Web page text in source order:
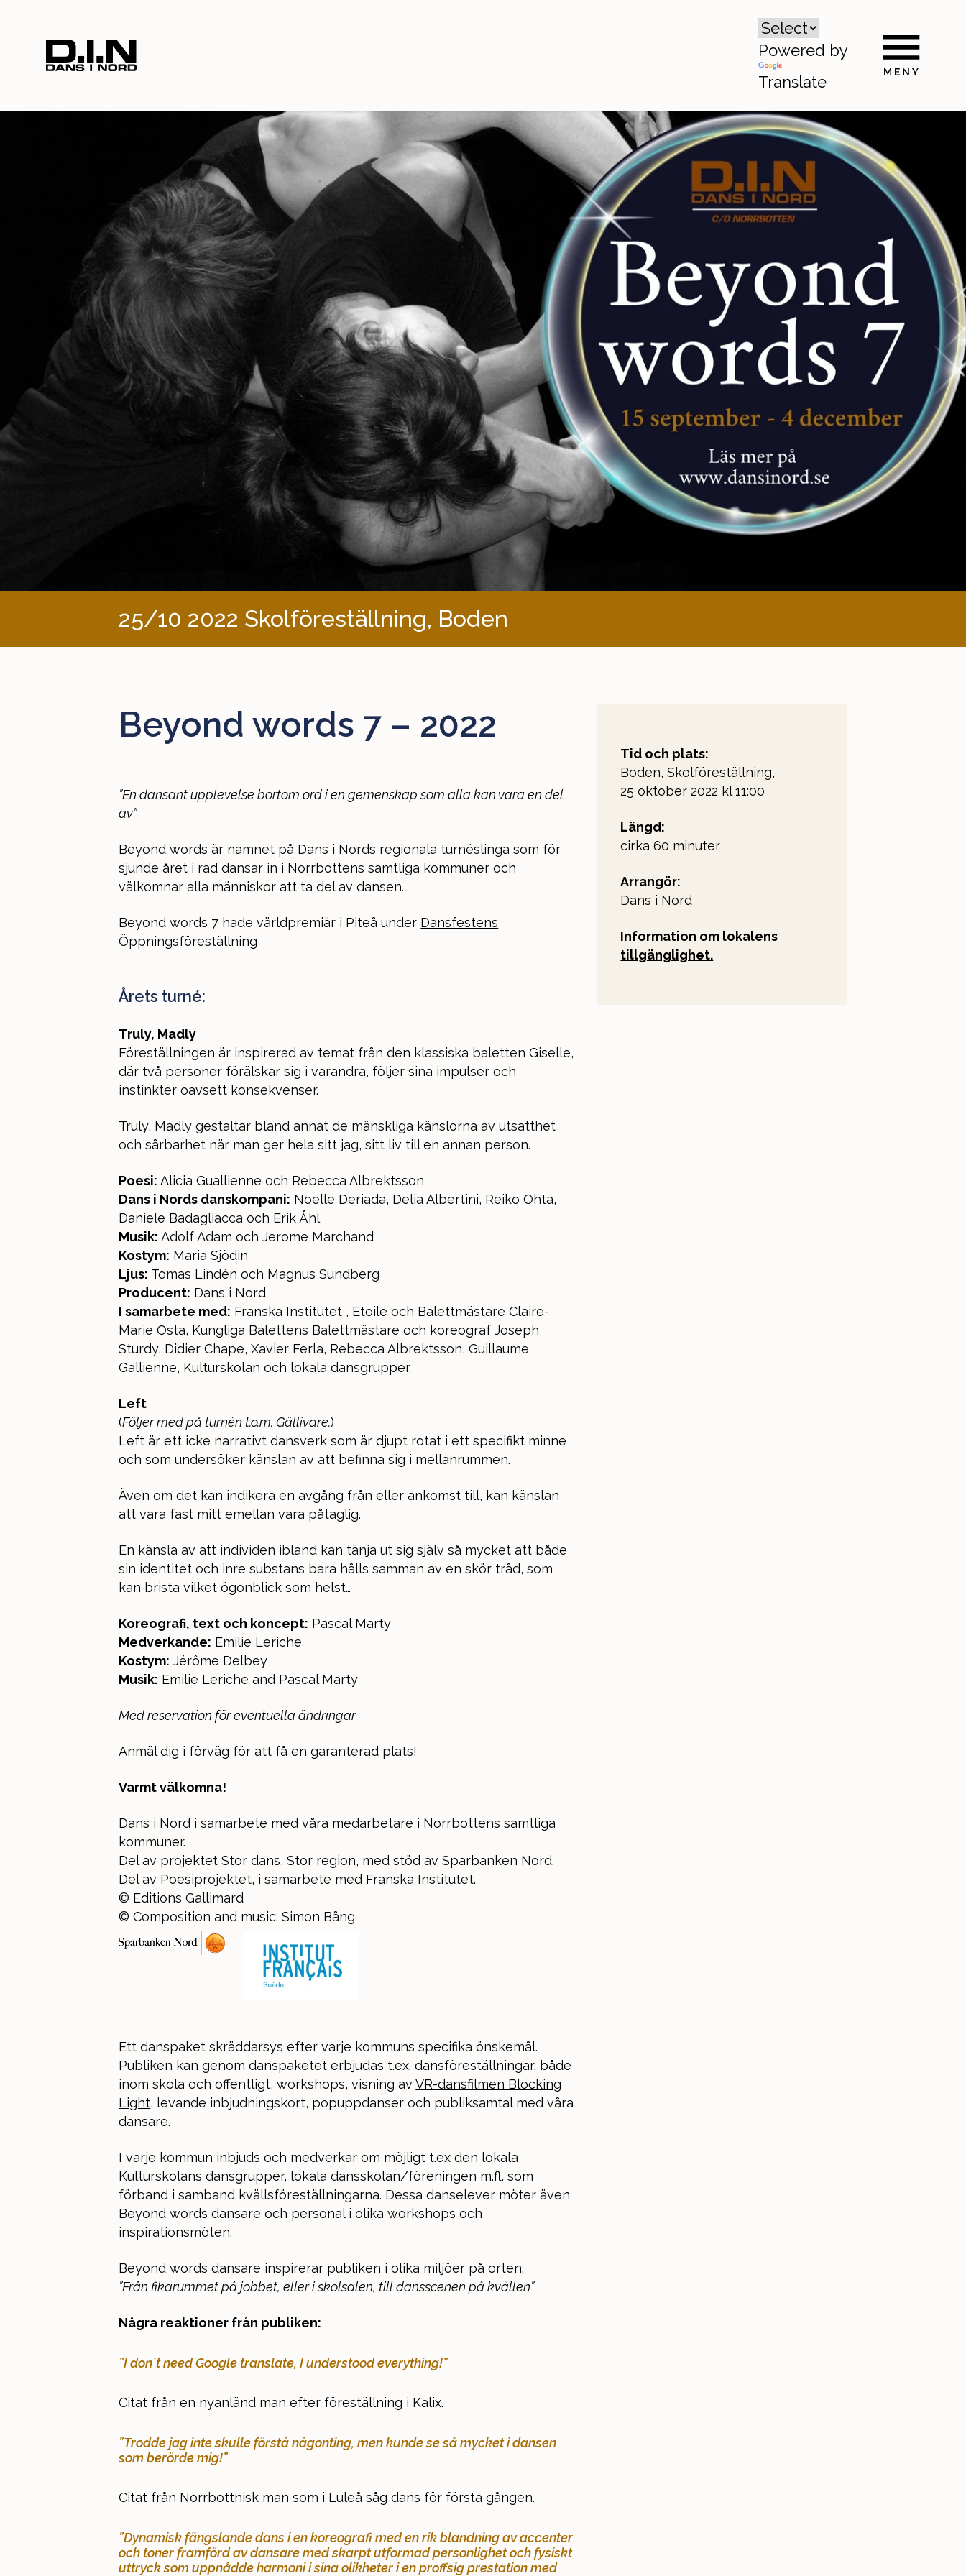
Powered by
Translate
25/10 2022 Skolföreställning, Boden
Beyond words 7 – 2022
”En dansant upplevelse bortom ord i en gemenskap som alla kan vara en del
av”
Beyond words är namnet på Dans i Nords regionala turnéslinga som för
sjunde året i rad dansar in i Norrbottens samtliga kommuner och
välkomnar alla människor att ta del av dansen.
Beyond words 7 hade världpremiär i Piteå under Dansfestens
Öppningsföreställning
Årets turné:
Truly, Madly
Föreställningen är inspirerad av temat från den klassiska baletten Giselle,
där två personer förälskar sig i varandra, följer sina impulser och
instinkter oavsett konsekvenser.
Truly, Madly gestaltar bland annat de mänskliga känslorna av utsatthet
och sårbarhet när man ger hela sitt jag, sitt liv till en annan person.
Poesi: Alicia Guallienne och Rebecca Albrektsson
Dans i Nords danskompani: Noelle Deriada, Delia Albertini, Reiko Ohta,
Daniele Badagliacca och Erik Åhl
Musik: Adolf Adam och Jerome Marchand
Kostym: Maria Sjödin
Ljus: Tomas Lindén och Magnus Sundberg
Producent: Dans i Nord
I samarbete med: Franska Institutet , Etoile och Balettmästare Claire-
Marie Osta, Kungliga Balettens Balettmästare och koreograf Joseph
Sturdy, Didier Chape, Xavier Ferla, Rebecca Albrektsson, Guillaume
Gallienne, Kulturskolan och lokala dansgrupper.
Left
(Följer med på turnén t.o.m. Gällivare.)
Left är ett icke narrativt dansverk som är djupt rotat i ett specifikt minne
och som undersöker känslan av att befinna sig i mellanrummen.
Även om det kan indikera en avgång från eller ankomst till, kan känslan
att vara fast mitt emellan vara påtaglig.
En känsla av att individen ibland kan tänja ut sig själv så mycket att både
sin identitet och inre substans bara hålls samman av en skör tråd, som
kan brista vilket ögonblick som helst…
Koreografi, text och koncept: Pascal Marty
Medverkande: Emilie Leriche
Kostym: Jérôme Delbey
Musik: Emilie Leriche and Pascal Marty
Med reservation för eventuella ändringar
Anmäl dig i förväg för att få en garanterad plats!
Varmt välkomna!
Dans i Nord i samarbete med våra medarbetare i Norrbottens samtliga
kommuner.
Del av projektet Stor dans, Stor region, med stöd av Sparbanken Nord.
Del av Poesiprojektet, i samarbete med Franska Institutet.
© Editions Gallimard
© Composition and music: Simon Bång
Ett danspaket skräddarsys efter varje kommuns specifika önskemål.
Publiken kan genom danspaketet erbjudas t.ex. dansföreställningar, både
inom skola och offentligt, workshops, visning avVR-dansfilmen Blocking
Light, levande inbjudningskort, popuppdanser och publiksamtal med våra
dansare.
I varje kommun inbjuds och medverkar om möjligt t.ex den lokala
Kulturskolans dansgrupper, lokala dansskolan/föreningen m.fl. som
förband i samband kvällsföreställningarna. Dessa danselever möter även
Beyond words dansare och personal i olika workshops och
inspirationsmöten.
Beyond words dansare inspirerar publiken i olika miljöer på orten:
”Från fikarummet på jobbet, eller i skolsalen, till dansscenen på kvällen”
Några reaktioner från publiken:
”I don´t need Google translate, I understood everything!”
Citat från en nyanländ man efter föreställning i Kalix.
”Trodde jag inte skulle förstå någonting, men kunde se så mycket i dansen
som berörde mig!”
Citat från Norrbottnisk man som i Luleå såg dans för första gången.
”Dynamisk fängslande dans i en koreografi med en rik blandning av accenter
och toner framförd av dansare med skarpt utformad personlighet och fysiskt
uttryck som uppnådde harmoni i sina olikheter i en proffsig prestation med
Tid och plats:
Boden, Skolföreställning,
25 oktober 2022 kl 11:00
Längd:
cirka 60 minuter
Arrangör:
Dans i Nord
Information om lokalens
tillgänglighet.